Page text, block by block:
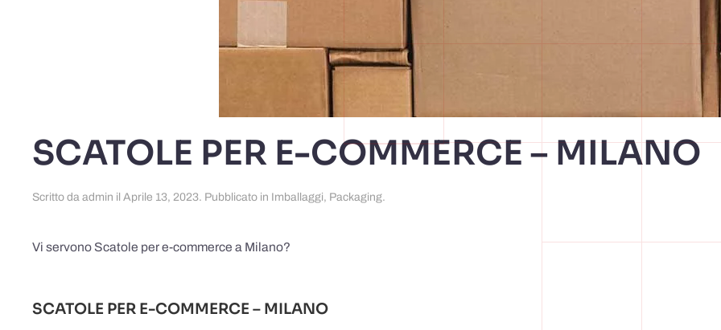
SCATOLE PER E-COMMERCE – MILANO
Scritto da admin il Aprile 13, 2023. Pubblicato in Imballaggi, Packaging.
Vi servono Scatole per e-commerce a Milano?
SCATOLE PER E-COMMERCE – MILANO